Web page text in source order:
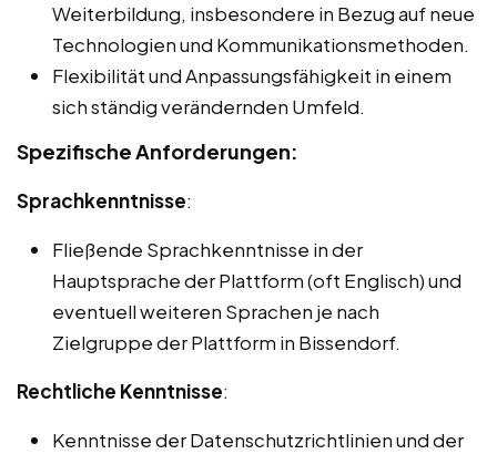
Weiterbildung, insbesondere in Bezug auf neue
Technologien und Kommunikationsmethoden.
Flexibilität und Anpassungsfähigkeit in einem
sich ständig verändernden Umfeld.
Spezifische Anforderungen:
Sprachkenntnisse:
Fließende Sprachkenntnisse in der
Hauptsprache der Plattform (oft Englisch) und
eventuell weiteren Sprachen je nach
Zielgruppe der Plattform in Bissendorf.
Rechtliche Kenntnisse:
Kenntnisse der Datenschutzrichtlinien und der